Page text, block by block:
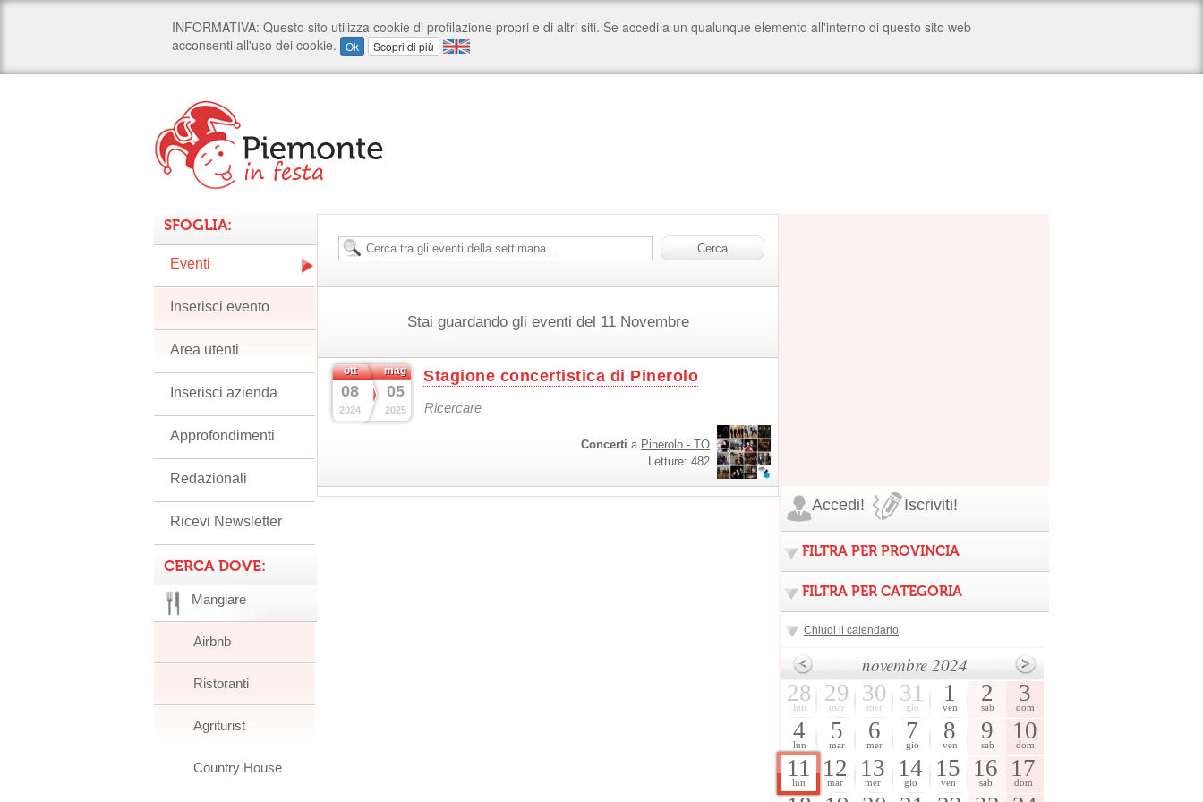
Stai guardando gli eventi del 11 Novembre
ott
08
2024
mag
05
2025
Stagione concertistica di Pinerolo
Ricercare
Concerti a Pinerolo - TO
Letture: 482
SFOGLIA:
Eventi
Inserisci evento
Area utenti
Inserisci azienda
Approfondimenti
Redazionali
Ricevi Newsletter
CERCA DOVE:
Mangiare
Airbnb
Ristoranti
Agriturist
Country House
Accedi! Iscriviti!
FILTRA PER PROVINCIA
FILTRA PER CATEGORIA
Chiudi il calendario
novembre 2024
28
lun
29
mar
30
mer
31
gio
1
ven
2
sab
3
dom
4
lun
5
mar
6
mer
7
gio
8
ven
9
sab
10
dom
11
lun
12
mar
13
mer
14
gio
15
ven
16
sab
17
dom